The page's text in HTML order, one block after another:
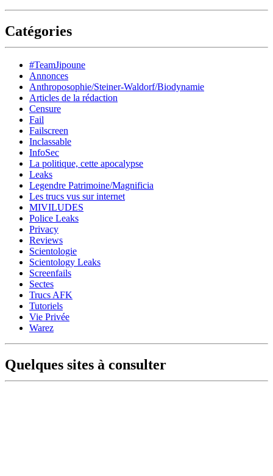
Catégories
#TeamJipoune
Annonces
Anthroposophie/Steiner-Waldorf/Biodynamie
Articles de la rédaction
Censure
Fail
Failscreen
Inclassable
InfoSec
La politique, cette apocalypse
Leaks
Legendre Patrimoine/Magnificia
Les trucs vus sur internet
MIVILUDES
Police Leaks
Privacy
Reviews
Scientologie
Scientology Leaks
Screenfails
Sectes
Trucs AFK
Tutoriels
Vie Privée
Warez
Quelques sites à consulter